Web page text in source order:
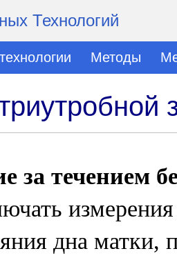
Технологий
Методы
за течением
дна матки,